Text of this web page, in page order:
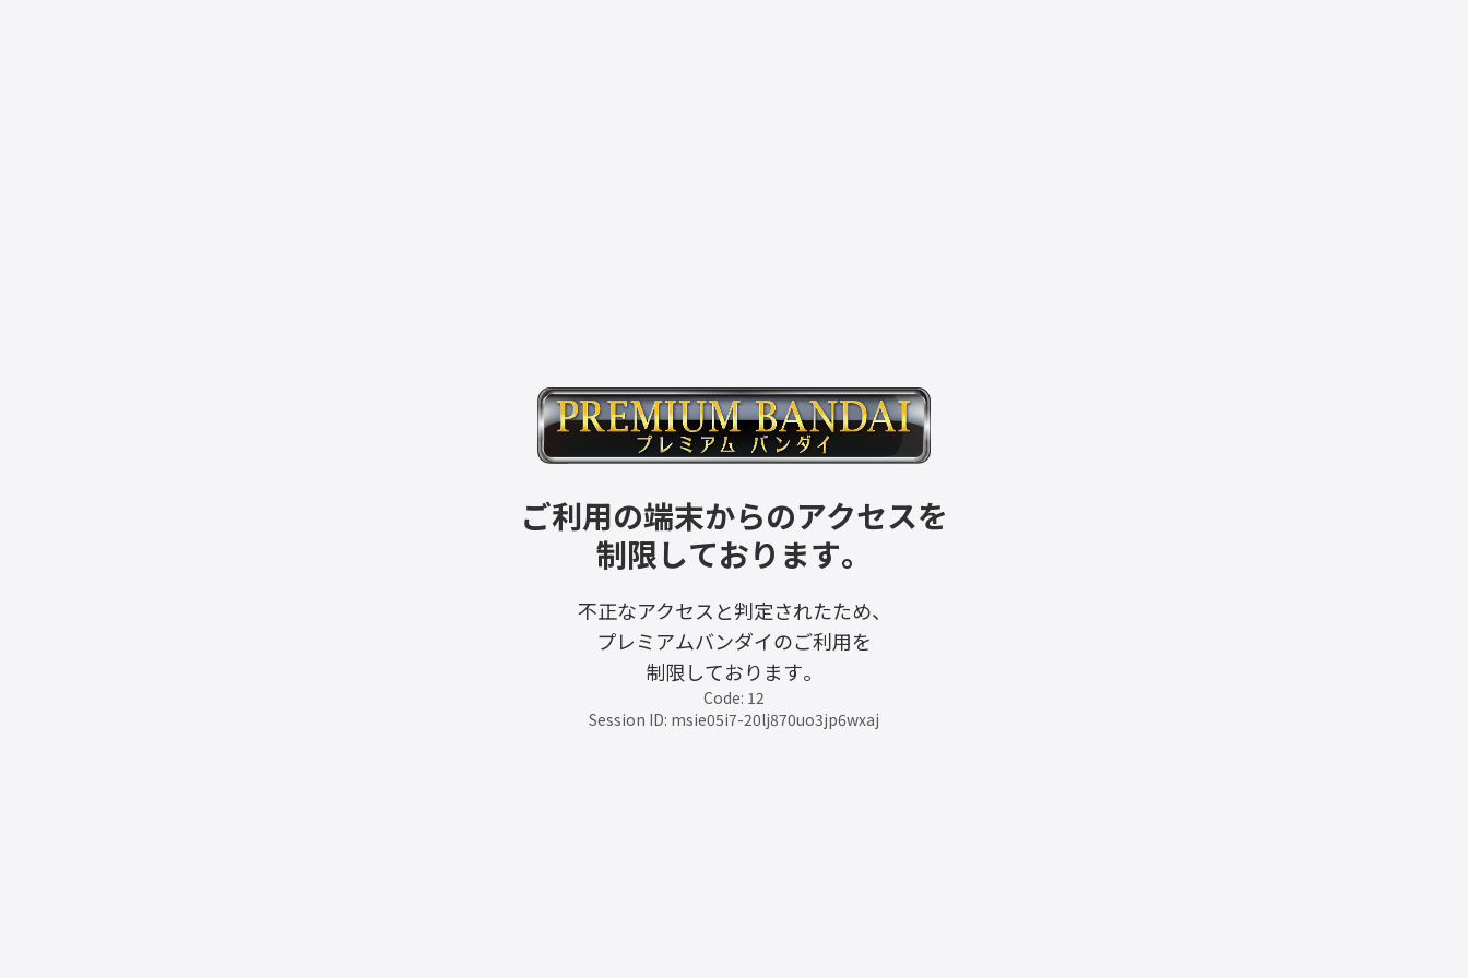
ご利用の端末からのアクセスを
制限しております。
不正なアクセスと判定されたため、
プレミアムバンダイのご利用を
制限しております。
Code: 12
Session ID: msie05i7-20lj870uo3jp6wxaj